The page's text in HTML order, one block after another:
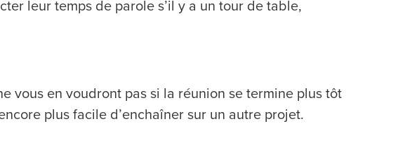
leur temps de parole s’il y a un tour de table,
vous en voudront pas si la réunion se termine plus tôt
plus facile d’enchaîner sur un autre projet.